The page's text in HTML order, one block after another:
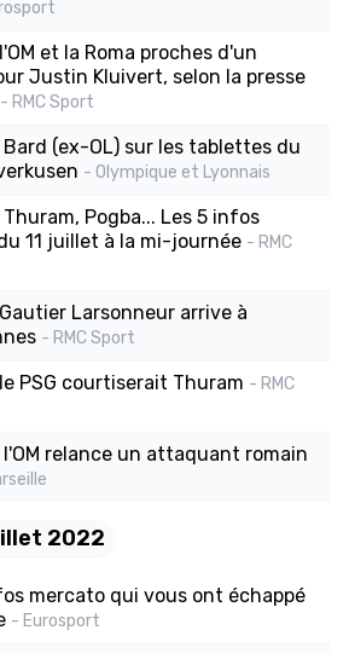
et la Roma proches d'un
Justin Kluivert, selon la presse
- RMC Sport
Bard (ex-OL) sur les tablettes du
- Olympique et Lyonnais
Thuram, Pogba... Les 5 infos
11 juillet à la mi-journée - RMC
Larsonneur arrive à
- RMC Sport
PSG courtiserait Thuram - RMC
l'OM relance un attaquant romain
2022
mercato qui vous ont échappé
- Eurosport